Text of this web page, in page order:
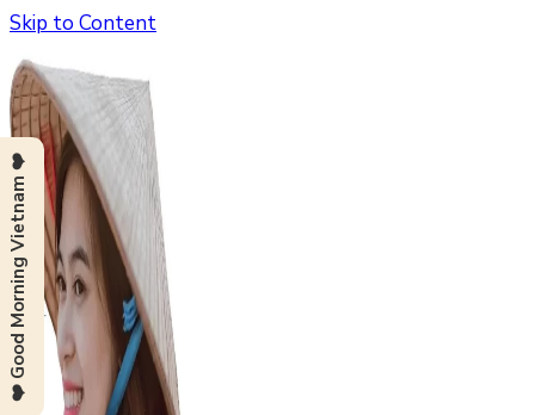
Skip to Content
❤️ Good Morning Vietnam ❤️